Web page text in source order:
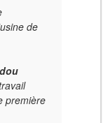
de
première